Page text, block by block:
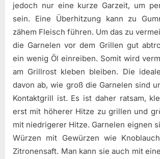
jedoch nur eine kurze Garzeit, um
sein. Eine Überhitzung kann zu
zähem Fleisch führen. Um das zu
die Garnelen vor dem Grillen gut
ein wenig Öl einreiben. Somit wird
am Grillrost kleben bleiben. Die
davon ab, wie groß die Garnelen sind
Kontaktgrill ist. Es ist daher ratsam,
erst mit höherer Hitze zu grillen und
mit niedrigerer Hitze. Garnelen eignen
Würzen mit Gewürzen wie
Zitronensaft. Man kann sie auch mit